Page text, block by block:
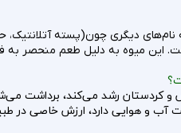
دیگری چون(پسته
این میوه به دلیل طعم منحصر
آب و هوایی دارد، ارزش خاصی در